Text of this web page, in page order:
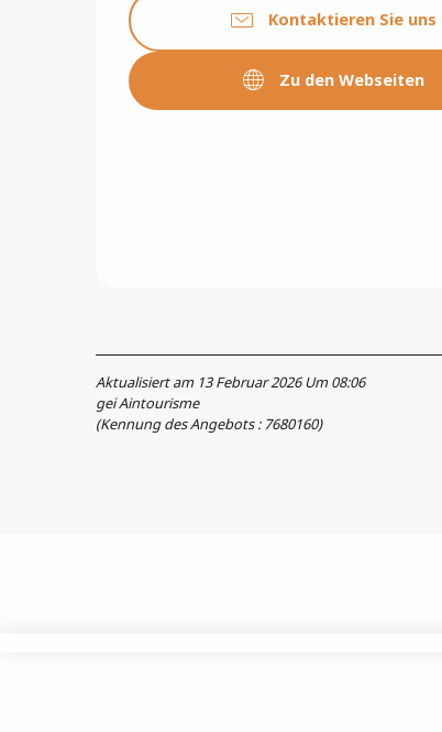
Kontaktieren Sie uns
Zu den Webseiten
Aktualisiert am 13 Februar 2026 Um 08:06
gei Aintourisme
(Kennung des Angebots : 7680160)